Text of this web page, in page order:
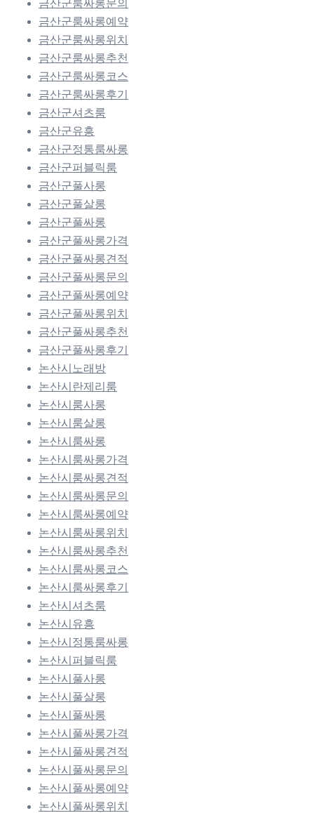
금산군룸싸롱문의
금산군룸싸롱예약
금산군룸싸롱위치
금산군룸싸롱추천
금산군룸싸롱코스
금산군룸싸롱후기
금산군셔츠룸
금산군유흥
금산군정통룸싸롱
금산군퍼블릭룸
금산군풀사롱
금산군풀살롱
금산군풀싸롱
금산군풀싸롱가격
금산군풀싸롱견적
금산군풀싸롱문의
금산군풀싸롱예약
금산군풀싸롱위치
금산군풀싸롱추천
금산군풀싸롱후기
논산시노래방
논산시란제리룸
논산시룸사롱
논산시룸살롱
논산시룸싸롱
논산시룸싸롱가격
논산시룸싸롱견적
논산시룸싸롱문의
논산시룸싸롱예약
논산시룸싸롱위치
논산시룸싸롱추천
논산시룸싸롱코스
논산시룸싸롱후기
논산시셔츠룸
논산시유흥
논산시정통룸싸롱
논산시퍼블릭룸
논산시풀사롱
논산시풀살롱
논산시풀싸롱
논산시풀싸롱가격
논산시풀싸롱견적
논산시풀싸롱문의
논산시풀싸롱예약
논산시풀싸롱위치